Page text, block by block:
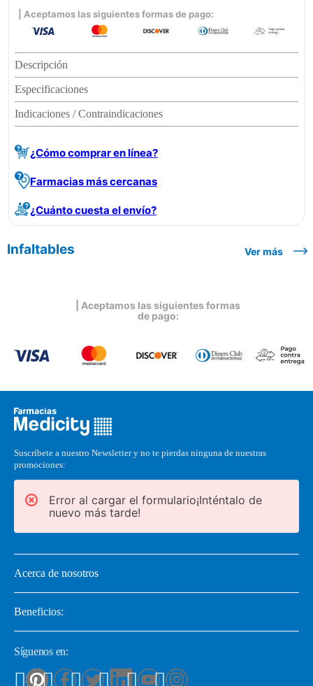
| Aceptamos las siguientes formas de pago:
Descripción
Especificaciones
Indicaciones / Contraindicaciones
¿Cómo comprar en línea?
Farmacias más cercanas
¿Cuánto cuesta el envío?
Infaltables Ver más
| Aceptamos las siguientes formas
de pago:
Suscríbete a nuestro Newsletter y no te pierdas ninguna de nuestras
promociones:
Error al cargar el formulario¡Inténtalo de
nuevo más tarde!
Acerca de nosotros
Beneficios:
Síguenos en: